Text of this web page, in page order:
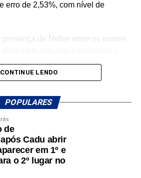
erro de 2,53%, com nível de
de Nelter entre os nomes
pré-candidatura à reeleição para
Para o parlamentar, os
longo de décadas e servem como
o diálogo com a população
ao 10º mandato.
com muita humildade e,
como combustível para continuar
é um retrato de um
CONTINUE LENDO
POPULARES
de
Cadu abrir
em 1º e
o 2º lugar no